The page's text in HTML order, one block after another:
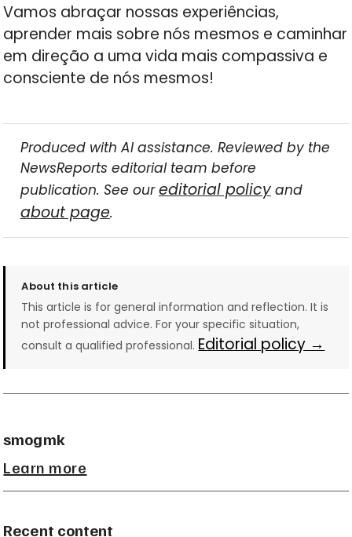
Vamos abraçar nossas experiências,
aprender mais sobre nós mesmos e caminhar
em direção a uma vida mais compassiva e
consciente de nós mesmos!
Produced with AI assistance. Reviewed by the
NewsReports editorial team before
publication. See oureditorial policyand
about page.
About this article
This article is for general information and reflection. It is
not professional advice. For your specific situation,
consult a qualified professional. Editorial policy →
smogmk
Learn more
Recent content